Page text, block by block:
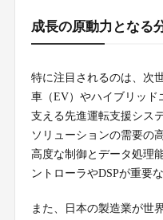
成長の原動力となる
特に注目されるのは、次
車（EV）やハイブリッド
支える先進運転支援シス
ソリューションの需要の
高度な制御とデータ処理
ントローラやDSPが重要
また、日本の製造業が世